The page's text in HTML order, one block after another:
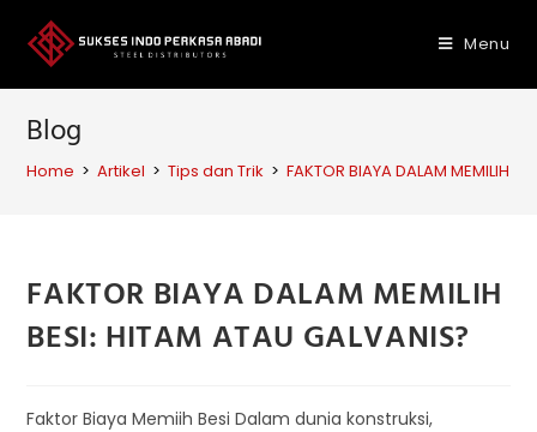
content
Menu
Blog
Home > Artikel > Tips dan Trik > FAKTOR BIAYA DALAM MEMILIH
FAKTOR BIAYA DALAM MEMILIH
BESI: HITAM ATAU GALVANIS?
Faktor Biaya Memiih Besi Dalam dunia konstruksi,